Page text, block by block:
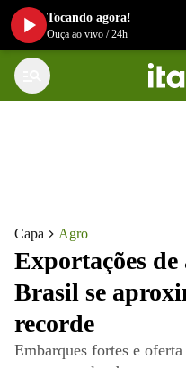
Capa Agro
Exportações de
Brasil se
recorde
Embarques fortes e
Tocando agora!
Ouça ao vivo /24h